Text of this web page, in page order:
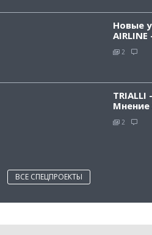
Новые
2
Мнение
2
ВСЕ СПЕЦПРОЕКТЫ